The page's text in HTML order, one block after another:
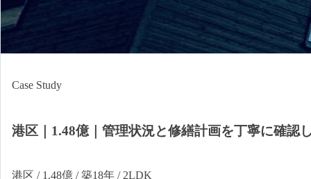
Case Study
港区｜1.48億｜管理状況と修繕計画を丁寧に確認
港区 / 1.48億 / 築18年 / 2LDK